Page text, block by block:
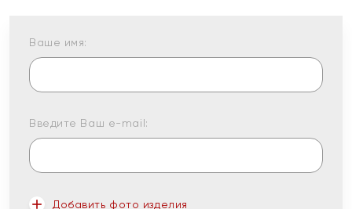
Ваше имя:
Введите Ваш e-mail:
Добавить фото изделия